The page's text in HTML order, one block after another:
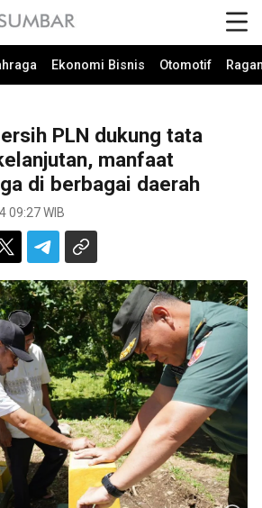
Ekonomi Bisnis Otomotif
PLN dukung tata
manfaat
di berbagai daerah
09:27 WIB